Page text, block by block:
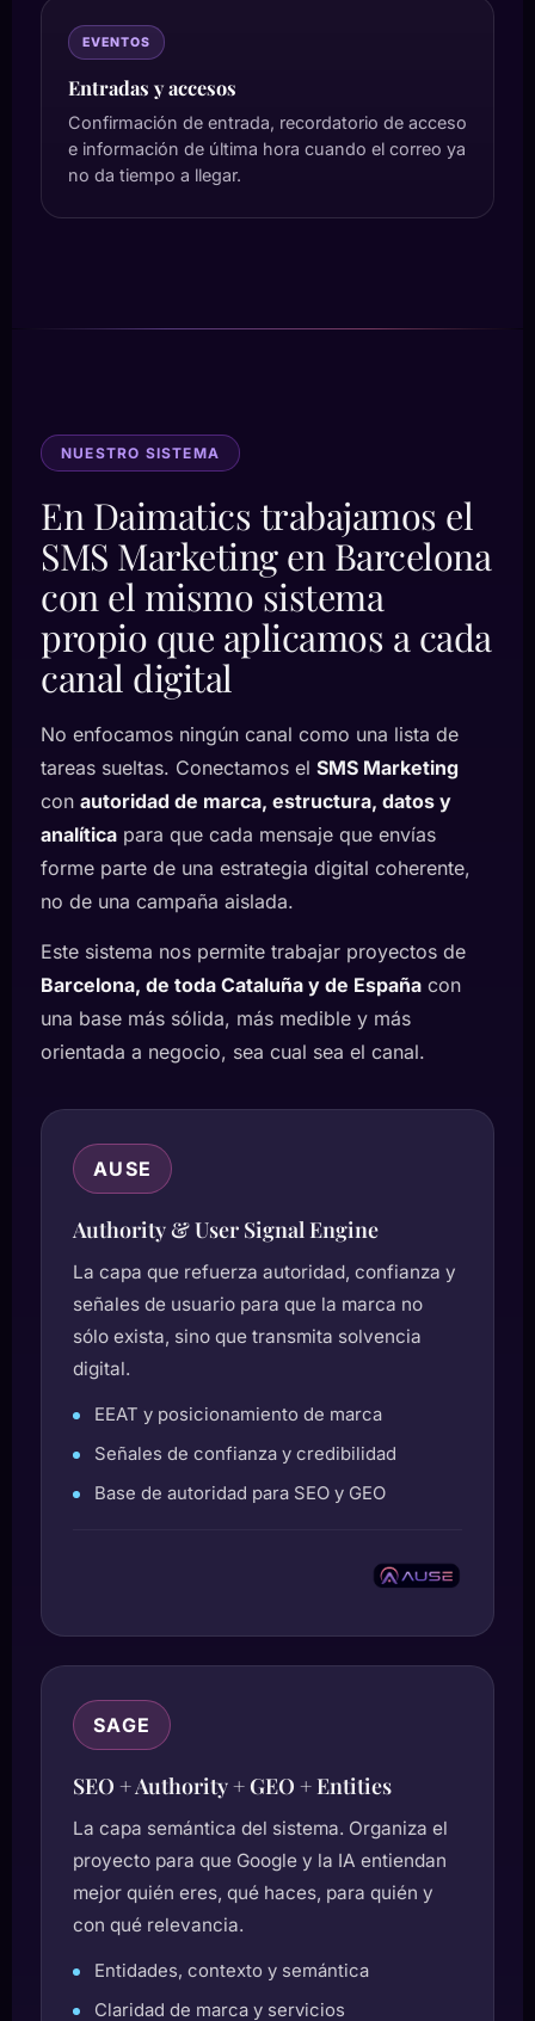
EVENTOS
Entradas y accesos
Confirmación de entrada, recordatorio de acceso
e información de última hora cuando el correo ya
no da tiempo a llegar.
NUESTRO SISTEMA
En Daimatics trabajamos el
SMS Marketing en Barcelona
con el mismo sistema
propio que aplicamos a cada
canal digital
No enfocamos ningún canal como una lista de
tareas sueltas. Conectamos el SMS Marketing
con autoridad de marca, estructura, datos y
analítica para que cada mensaje que envías
forme parte de una estrategia digital coherente,
no de una campaña aislada.
Este sistema nos permite trabajar proyectos de
Barcelona, de toda Cataluña y de España con
una base más sólida, más medible y más
orientada a negocio, sea cual sea el canal.
AUSE
Authority & User Signal Engine
La capa que refuerza autoridad, confianza y
señales de usuario para que la marca no
sólo exista, sino que transmita solvencia
digital.
EEAT y posicionamiento de marca
Señales de confianza y credibilidad
Base de autoridad para SEO y GEO
SAGE
SEO + Authority + GEO + Entities
La capa semántica del sistema. Organiza el
proyecto para que Google y la IA entiendan
mejor quién eres, qué haces, para quién y
con qué relevancia.
Entidades, contexto y semántica
Claridad de marca y servicios